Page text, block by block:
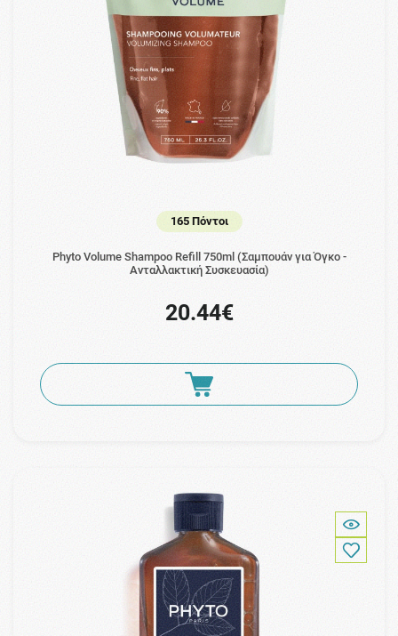
165 Πόντοι
Phyto Volume Shampoo Refill 750ml (Σαμπουάν για Όγκο -
Ανταλλακτική Συσκευασία)
20.44€